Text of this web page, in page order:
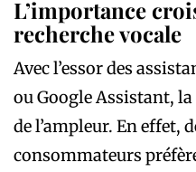
L’importance
recherche vocale
Avec l’essor des
ou Google Assistant,
de l’ampleur. En effet,
consommateurs